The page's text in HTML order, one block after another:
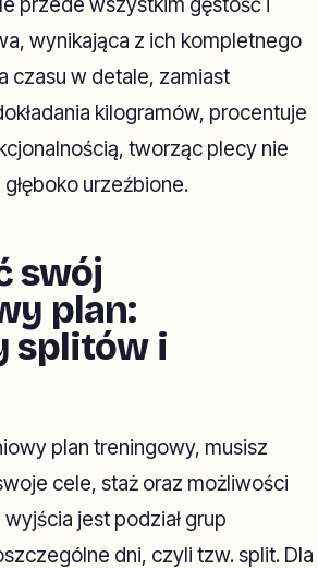
wynikająca z ich kompletnego
czasu w detale, zamiast
kilogramów, procentuje
tworząc plecy nie
urzeźbione.
swój
plan:
splitów i
plan treningowy, musisz
cele, staż oraz możliwości
jest podział grup
dni, czyli tzw. split. Dla